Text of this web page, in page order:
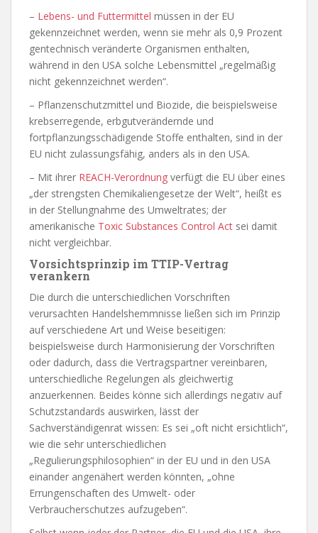
– Lebens- und Futtermittel müssen in der EU
gekennzeichnet werden, wenn sie mehr als 0,9 Prozent
gentechnisch veränderte Organismen enthalten,
während in den USA solche Lebensmittel „regelmäßig
nicht gekennzeichnet werden“.
– Pflanzenschutzmittel und Biozide, die beispielsweise
krebserregende, erbgutverändernde und
fortpflanzungsschädigende Stoffe enthalten, sind in der
EU nicht zulassungsfähig, anders als in den USA.
– Mit ihrer REACH-Verordnung verfügt die EU über eines
„der strengsten Chemikaliengesetze der Welt“, heißt es
in der Stellungnahme des Umweltrates; der
amerikanische Toxic Substances Control Act sei damit
nicht vergleichbar.
Vorsichtsprinzip im TTIP-Vertrag
verankern
Die durch die unterschiedlichen Vorschriften
verursachten Handelshemmnisse ließen sich im Prinzip
auf verschiedene Art und Weise beseitigen:
beispielsweise durch Harmonisierung der Vorschriften
oder dadurch, dass die Vertragspartner vereinbaren,
unterschiedliche Regelungen als gleichwertig
anzuerkennen. Beides könne sich allerdings negativ auf
Schutzstandards auswirken, lässt der
Sachverständigenrat wissen: Es sei „oft nicht ersichtlich“,
wie die sehr unterschiedlichen
„Regulierungsphilosophien“ in der EU und in den USA
einander angenähert werden könnten, „ohne
Errungenschaften des Umwelt- oder
Verbraucherschutzes aufzugeben“.